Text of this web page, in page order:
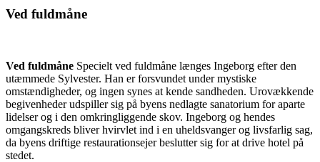
Ved fuldmåne
Ved fuldmåne Specielt ved fuldmåne længes Ingeborg efter den
utæmmede Sylvester. Han er forsvundet under mystiske
omstændigheder, og ingen synes at kende sandheden. Urovækkende
begivenheder udspiller sig på byens nedlagte sanatorium for aparte
lidelser og i den omkringliggende skov. Ingeborg og hendes
omgangskreds bliver hvirvlet ind i en uheldsvanger og livsfarlig sag,
da byens driftige restaurationsejer beslutter sig for at drive hotel på
stedet.